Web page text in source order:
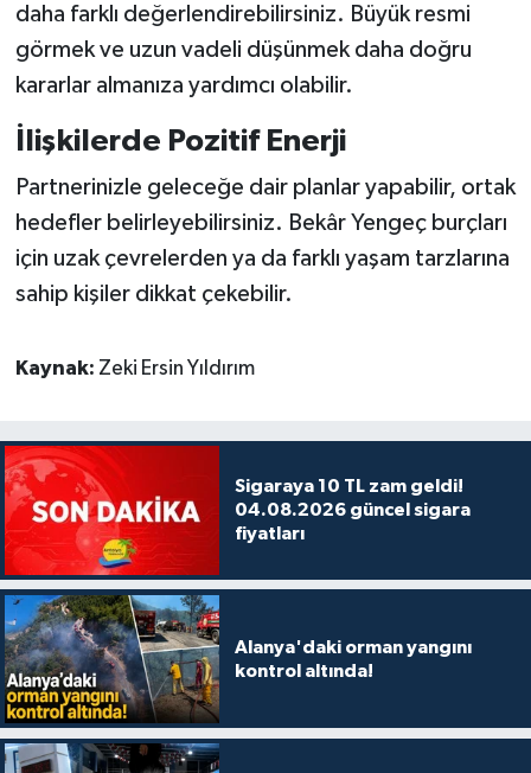
daha farklı değerlendirebilirsiniz. Büyük resmi
görmek ve uzun vadeli düşünmek daha doğru
kararlar almanıza yardımcı olabilir.
İlişkilerde Pozitif Enerji
Partnerinizle geleceğe dair planlar yapabilir, ortak
hedefler belirleyebilirsiniz. Bekâr Yengeç burçları
için uzak çevrelerden ya da farklı yaşam tarzlarına
sahip kişiler dikkat çekebilir.
Kaynak: Zeki Ersin Yıldırım
Sigaraya 10 TL zam geldi!
04.08.2026 güncel sigara
fiyatları
Alanya'daki orman yangını
kontrol altında!